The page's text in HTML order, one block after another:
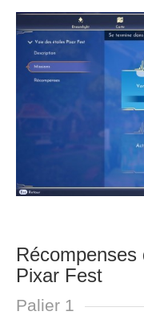
Pixar Fest
Palier 1